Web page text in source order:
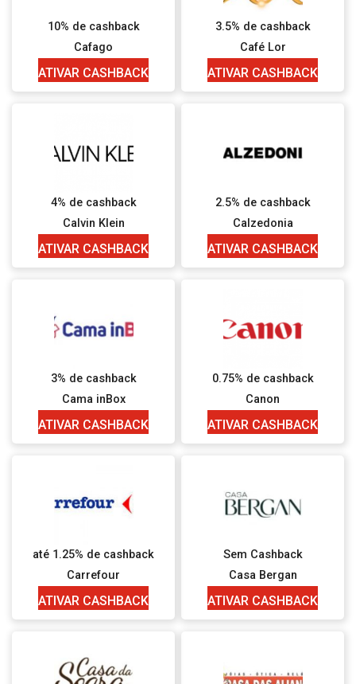
10% de cashback
Cafago
ATIVAR CASHBACK
3.5% de cashback
Café Lor
ATIVAR CASHBACK
4% de cashback
Calvin Klein
ATIVAR CASHBACK
2.5% de cashback
Calzedonia
ATIVAR CASHBACK
3% de cashback
Cama inBox
ATIVAR CASHBACK
0.75% de cashback
Canon
ATIVAR CASHBACK
até 1.25% de cashback
Carrefour
ATIVAR CASHBACK
Sem Cashback
Casa Bergan
ATIVAR CASHBACK